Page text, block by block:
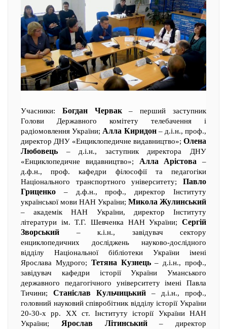
Учасники: Богдан Червак– перший заступник
Голови Державного комітету телебачення і
радіомовлення України;Алла Киридон– д.і.н., проф.,
директор ДНУ «Енциклопедичне видавництво»; Олена
Любовець – д.і.н., заступник директора ДНУ
«Енциклопедичне видавництво»; Алла Арістова –
д.ф.н., проф. кафедри філософії та педагогіки
Національного транспортного університету; Павло
Гриценко – д.ф.н., проф., директор Інституту
української мови НАН України; Микола Жулинський
– академік НАН України, директор Інституту
літератури ім. Т.Г. Шевченка НАН України; Сергій
Зворський – к.і.н., завідувач сектору
енциклопедичних досліджень науково-дослідного
відділу Національної бібліотеки України імені
Ярослава Мудрого; Тетяна Кузнець– д.і.н., проф.,
завідувач кафедри історії України Уманського
державного педагогічного університету імені Павла
Тичини; Станіслав Кульчицький – д.і.н., проф.,
головний науковий співробітник відділу історії України
20-30-х рр. ХХ ст. Інституту історії України НАН
України; Ярослав Літинський– директор